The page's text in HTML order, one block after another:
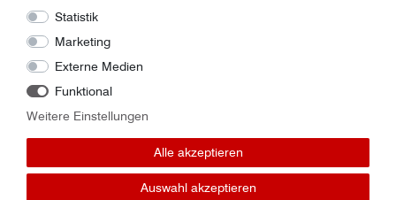
Folge uns auf:
Statistik
Marketing
Externe Medien
Funktional
Weitere Einstellungen
Alle akzeptieren
Auswahl akzeptieren